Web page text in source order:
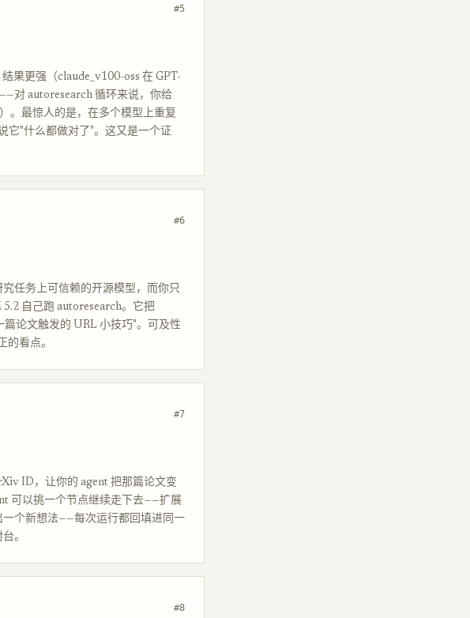
#5
果更强（claude_v100-oss 在 GPT-
对 autoresearch 循环来说，你给
。最惊人的是，在多个模型上重复
它"什么都做对了"。这又是一个证
#6
任务上可信赖的开源模型，而你只
自己跑 autoresearch。它把
论文触发的 URL 小技巧"。可及性
看点。
#7
ID，让你的 agent 把那篇论文变
可以挑一个节点继续走下去——扩展
个新想法——每次运行都回填进同一
。
#8